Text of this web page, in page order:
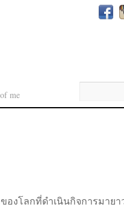
me
องโลกที่ดำเนินกิจการมาย